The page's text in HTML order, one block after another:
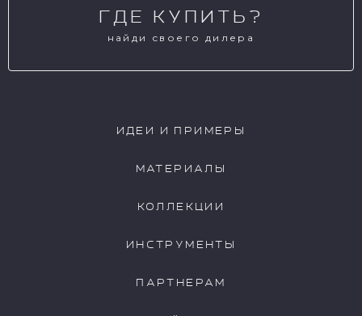
ГДЕ КУПИТЬ?
найди своего дилера
ИДЕИ И ПРИМЕРЫ
МАТЕРИАЛЫ
КОЛЛЕКЦИИ
ИНСТРУМЕНТЫ
ПАРТНЕРАМ